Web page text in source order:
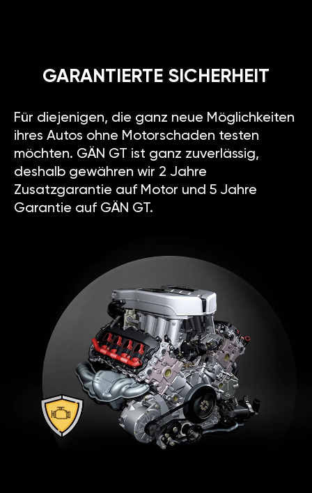
GARANTIERTE SICHERHEIT
Für diejenigen, die ganz neue Möglichkeiten
ihres Autos ohne Motorschaden testen
möchten. GÄN GT ist ganz zuverlässig,
deshalb gewähren wir 2 Jahre
Zusatzgarantie auf Motor und 5 Jahre
Garantie auf GÄN GT.